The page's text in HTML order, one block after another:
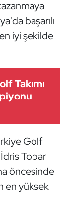
başarılı
iyi şekilde
Takımı
Golf
Topar
öncesinde
en yüksek